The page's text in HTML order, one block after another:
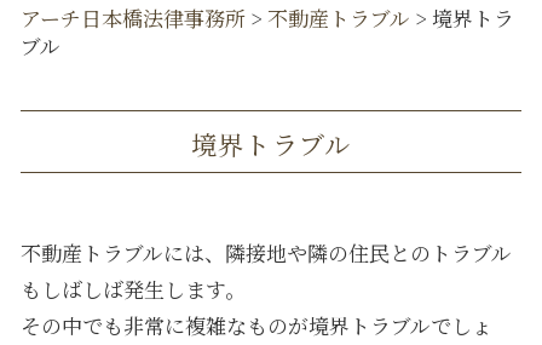
アーチ日本橋法律事務所 > 不動産トラブル > 境界トラ
ブル
境界トラブル
不動産トラブルには、隣接地や隣の住民とのトラブル
もしばしば発生します。
その中でも非常に複雑なものが境界トラブルでしょ